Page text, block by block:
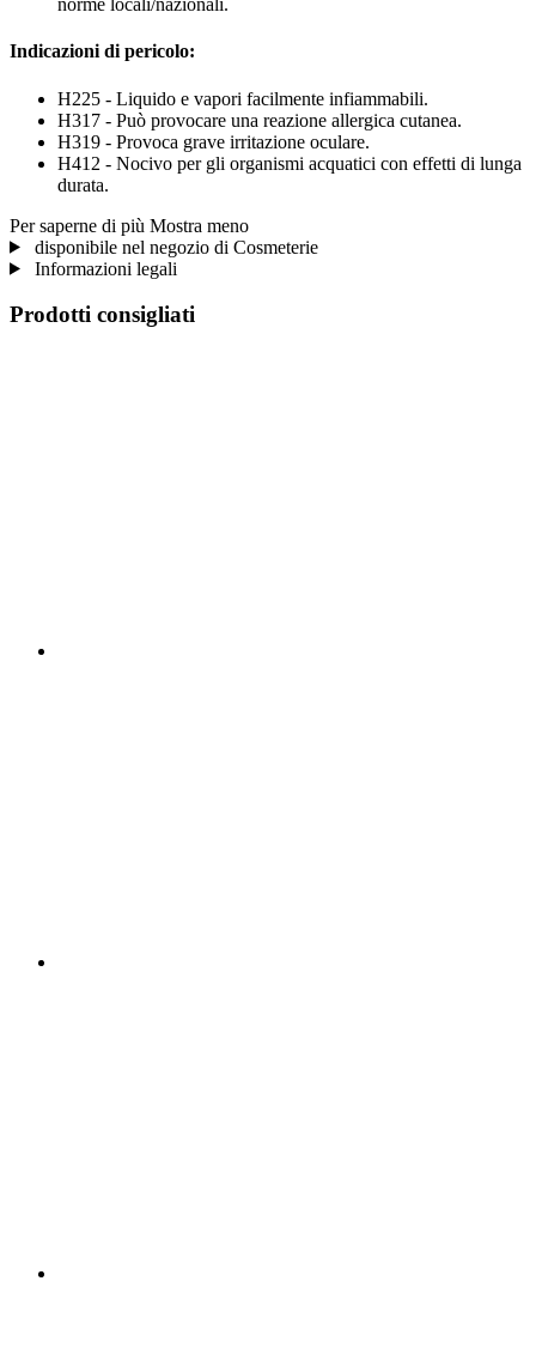
norme locali/nazionali.
Indicazioni di pericolo:
H225 - Liquido e vapori facilmente infiammabili.
H317 - Può provocare una reazione allergica cutanea.
H319 - Provoca grave irritazione oculare.
H412 - Nocivo per gli organismi acquatici con effetti di lunga
durata.
Per saperne di più Mostra meno
disponibile nel negozio di Cosmeterie
Informazioni legali
Prodotti consigliati